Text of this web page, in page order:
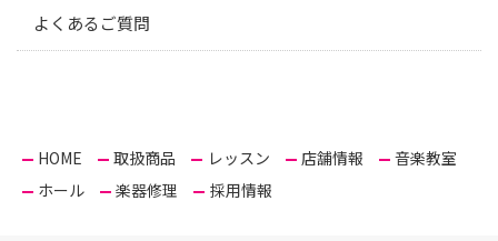
よくあるご質問
HOME 取扱商品 レッスン 店舗情報
音楽教室
ホール
楽器修理 採用情報